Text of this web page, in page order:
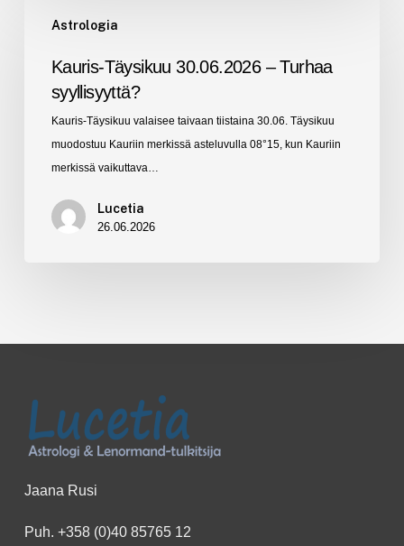
Astrologia
Täysikuu
Turhaa
syyllisyyttä?
Kauris-Täysikuu 30.06.2026 – Turhaa
syyllisyyttä?
Kauris-Täysikuu valaisee taivaan tiistaina 30.06. Täysikuu
muodostuu Kauriin merkissä asteluvulla 08°15, kun Kauriin
merkissä vaikuttava…
Lucetia
26.06.2026
Jaana Rusi
Puh. +358 (0)40 85765 12